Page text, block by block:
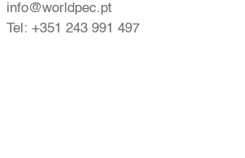
info@worldpec.pt
Tel: +351 243 991 497